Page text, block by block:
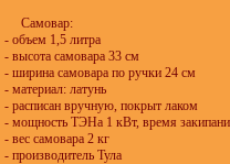
Самовар:
- объем 1,5 литра
- высота самовара 33 см
- ширина самовара по ручки 24 см
- материал: латунь
- расписан вручную, покрыт лаком
- мощность ТЭНа 1 кВт, время
- вес самовара 2 кг
- производитель Тула